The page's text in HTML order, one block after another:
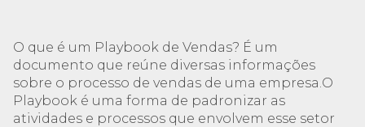
O que é um Playbook de Vendas? É um
documento que reúne diversas informações
sobre o processo de vendas de uma empresa.O
Playbook é uma forma de padronizar as
atividades e processos que envolvem esse setor